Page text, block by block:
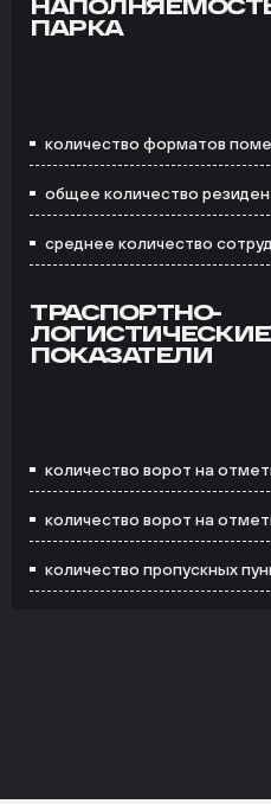
ПАРКА
количество форматов
общее количество
среднее количество
ТРАСПОРТНО-
ЛОГИСТИЧЕСКИЕ
ПОКАЗАТЕЛИ
количество ворот на
количество ворот на
количество пропускных